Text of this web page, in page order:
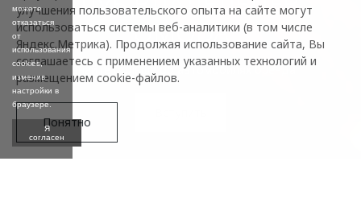
OMODA
Узнайте больше об автомобилях бренда
улучшения пользовательского опыта на сайте могут
использоваться системы веб-аналитики (в том числе
Яндекс.Метрика). Продолжая использование сайта, Вы
соглашаетесь с применением указанных технологий и
размещением cookie-файлов.
Понятно
можете
отказаться
от
использования
cookies,
изменив
настройки в
браузере.
Я
согласен